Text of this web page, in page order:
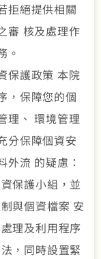
拒絕提供相關
審 核及處理作
。
保護政策 本院
，保障您的個
理、 環境管理
分保障個資安
外流 的疑慮：
保護小組，並
與個資檔案 安
理及利用程序
，同時設置緊